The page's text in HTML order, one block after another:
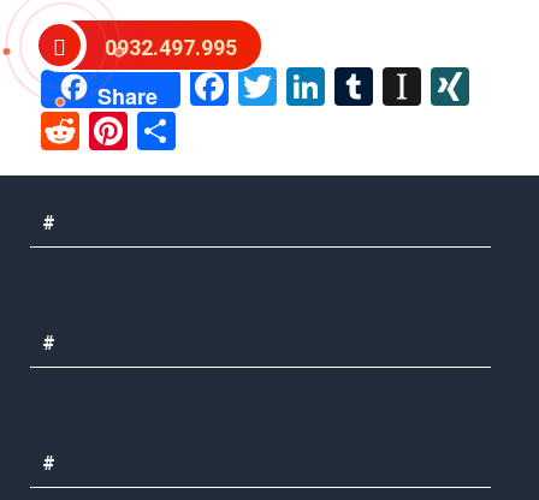
Post Views: 36
Share Facebook
TwitterLinkedIn
Tumblr
RedditPinterest
#
#
#
0932.497.995